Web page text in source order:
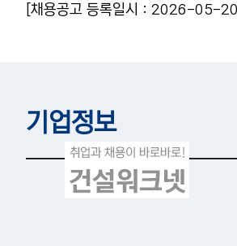
[채용공고 등록일시 : 2026-05-
기업정보